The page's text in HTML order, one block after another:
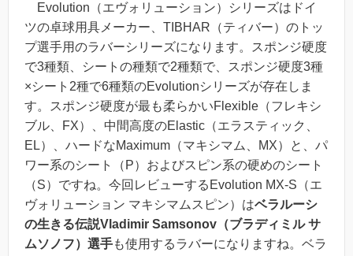
Evolution（エヴォリューション）シリーズはドイ
ツの卓球用具メーカー、 TIBHAR（ティバー）のトッ
プ選手用のラバーシリーズになります。スポンジ硬度
で3種類、シートの種類で2種類で、スポンジ硬度3種
×シート2種で6種類のEvolutionシリーズが存在しま
す。スポンジ硬度が最も柔らかいFlexible（フレキシ
ブル、FX）、中間高度のElastic（エラスティック、
EL）、ハードなMaximum（マキシマム、MX）と、パ
ワー系のシート（P）およびスピン系の硬めのシート
（S）ですね。今回レビューするEvolution MX-S（エ
ヴォリューション マキシマムスピン）はベラルーシ
の生きる伝説Vladimir Samsonov（ブラディミル サ
ムソノフ）選手も使用するラバーになりますね。 ベラ